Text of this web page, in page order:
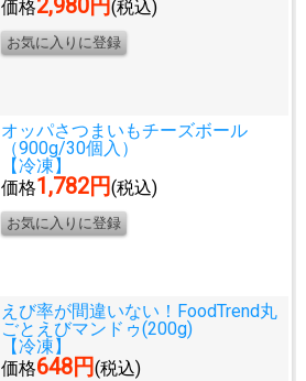
価格2,980円(税込)
オッパさつまいもチーズボール
（900g/30個入）
【冷凍】
価格1,782円(税込)
えび率が間違いない！ FoodTrend丸
ごとえびマンドゥ(200g)
【冷凍】
価格648円(税込)